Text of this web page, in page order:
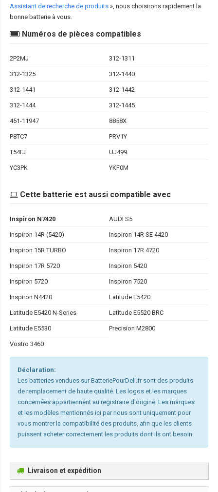
Assistant de recherche de produits », nous choisirons rapidement la
bonne batterie à vous.
Numéros de pièces compatibles
2P2MJ 312-1311
312-1325 312-1440
312-1441 312-1442
312-1444 312-1445
451-11947 8858X
P8TC7 PRV1Y
T54FJ UJ499
YC3PK YKF0M
Cette batterie est aussi compatible avec
Inspiron N7420 AUDI S5
Inspiron 14R (5420) Inspiron 14R SE 4420
Inspiron 15R TURBO Inspiron 17R 4720
Inspiron 17R 5720 Inspiron 5420
Inspiron 5720 Inspiron 7520
Inspiron N4420 Latitude E5420
Latitude E5420 N-Series Latitude E5520 BRC
Latitude E5530 Precision M2800
Vostro 3460
Déclaration:
Les batteries vendues sur BatteriePourDell.fr sont des produits
de remplacement de haute qualité. Les logos et les marques
concernées appartiennent au registraire d'origine. Les marques
et les modèles mentionnés ici par nous sont uniquement pour
vous montrer la compatibilité des produits, afin que les clients
puissent acheter correctement les produits dont ils ont besoin.
Livraison et expédition